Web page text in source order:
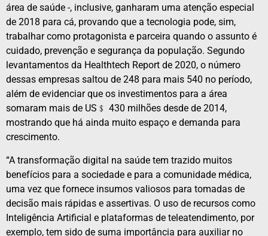
área de saúde -, inclusive, ganharam uma atenção especial
de 2018 para cá, provando que a tecnologia pode, sim,
trabalhar como protagonista e parceira quando o assunto é
cuidado, prevenção e segurança da população. Segundo
levantamentos da Healthtech Report de 2020, o número
dessas empresas saltou de 248 para mais 540 no período,
além de evidenciar que os investimentos para a área
somaram mais de US﹩ 430 milhões desde de 2014,
mostrando que há ainda muito espaço e demanda para
crescimento.
“A transformação digital na saúde tem trazido muitos
benefícios para a sociedade e para a comunidade médica,
uma vez que fornece insumos valiosos para tomadas de
decisão mais rápidas e assertivas. O uso de recursos como
Inteligência Artificial e plataformas de teleatendimento, por
exemplo, tem sido de suma importância para auxiliar no